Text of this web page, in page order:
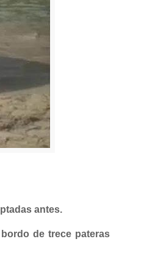
antes.
de trece pateras